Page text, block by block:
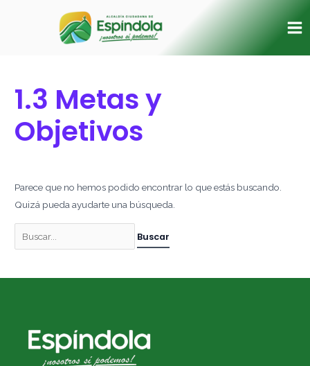
1.3 Metas y
Objetivos
Parece que no hemos podido encontrar lo que estás buscando.
Quizá pueda ayudarte una búsqueda.